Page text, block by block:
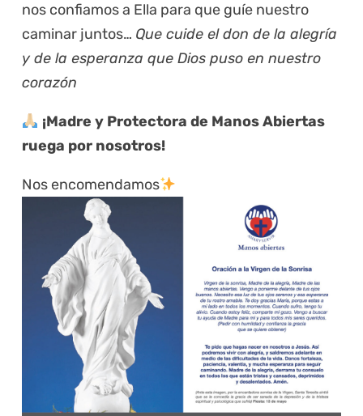
nos confiamos a Ella para que guíe nuestro
caminar juntos… Que cuide el don de la alegría
y de la esperanza que Dios puso en nuestro
corazón
¡Madre y Protectora de Manos Abiertas
ruega por nosotros!
Nos encomendamos